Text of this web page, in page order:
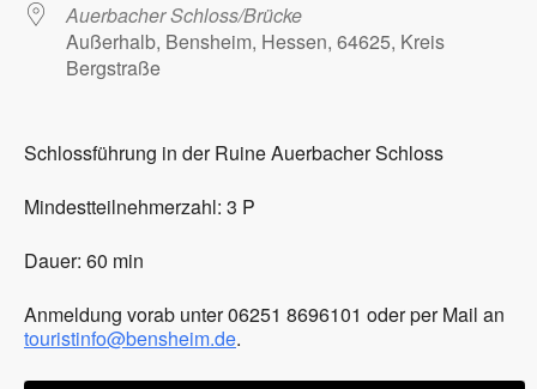
Auerbacher Schloss/Brücke
Außerhalb, Bensheim, Hessen, 64625, Kreis
Bergstraße
Schlossführung in der Ruine Auerbacher Schloss
Mindestteilnehmerzahl: 3 P
Dauer: 60 min
Anmeldung vorab unter 06251 8696101 oder per Mail an
touristinfo@bensheim.de.